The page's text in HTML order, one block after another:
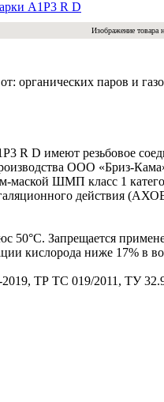
Изображение товара
паров и
R D имеют резьбовое
ООО «Бриз-
ШМП класс 1
действия
50°С. Запрещается
кислорода ниже 17% в
ТР ТС 019/2011, ТУ